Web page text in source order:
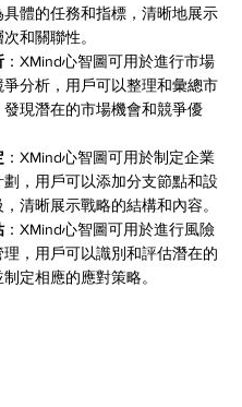
具體的任務和指標，清晰地展示
和關聯性。
：XMind心智圖可用於進行市場
爭分析，用戶可以整理和彙總市
發現潛在的市場機會和競爭優
：XMind心智圖可用於制定企業
劃，用戶可以添加分支節點和設
清晰展示戰略的結構和內容。
：XMind心智圖可用於進行風險
理，用戶可以識別和評估潛在的
定相應的應對策略。